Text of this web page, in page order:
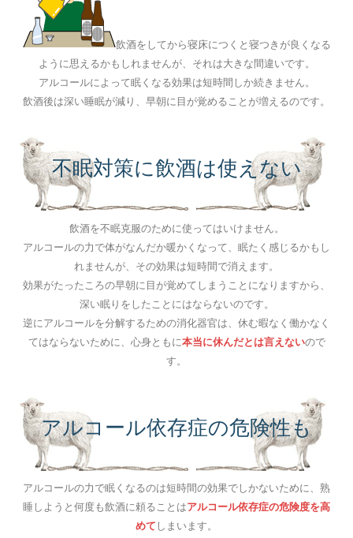
飲酒をしてから寝床につくと寝つきが良くなる
ように思えるかもしれませんが、それは大きな間違いです。
アルコールによって眠くなる効果は短時間しか続きません。
飲酒後は深い睡眠が減り、早朝に目が覚めることが増えるのです。
不眠対策に飲酒は使えない
飲酒を不眠克服のために使ってはいけません。
アルコールの力で体がなんだか暖かくなって、眠たく感じるかもし
れませんが、その効果は短時間で消えます。
効果がたったころの早朝に目が覚めてしまうことになりますから、
深い眠りをしたことにはならないのです。
逆にアルコールを分解するための消化器官は、休む暇なく働かなく
てはならないために、心身ともに本当に休んだとは言えないので
す。
アルコール依存症の危険性も
アルコールの力で眠くなるのは短時間の効果でしかないために、熟
睡しようと何度も飲酒に頼ることはアルコール依存症の危険度を高
めて しまいます。